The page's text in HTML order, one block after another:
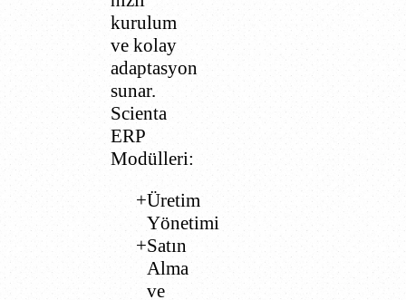
kurulum
ve kolay
adaptasyon
sunar.
Scienta
ERP
Modülleri:
Üretim
Yönetimi
Satın
Alma
ve